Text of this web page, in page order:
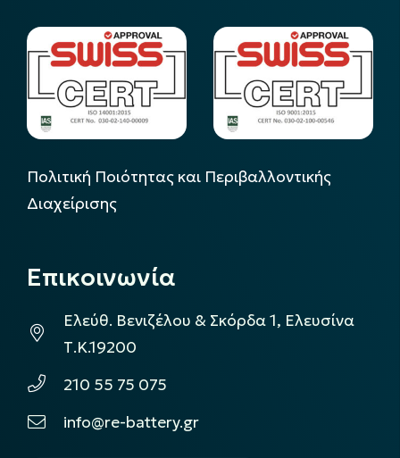
Πολιτική Ποιότητας και Περιβαλλοντικής
Διαχείρισης
Επικοινωνία
Ελεύθ. Βενιζέλου & Σκόρδα 1, Ελευσίνα
Τ.Κ.19200
210 55 75 075
info@re-battery.gr